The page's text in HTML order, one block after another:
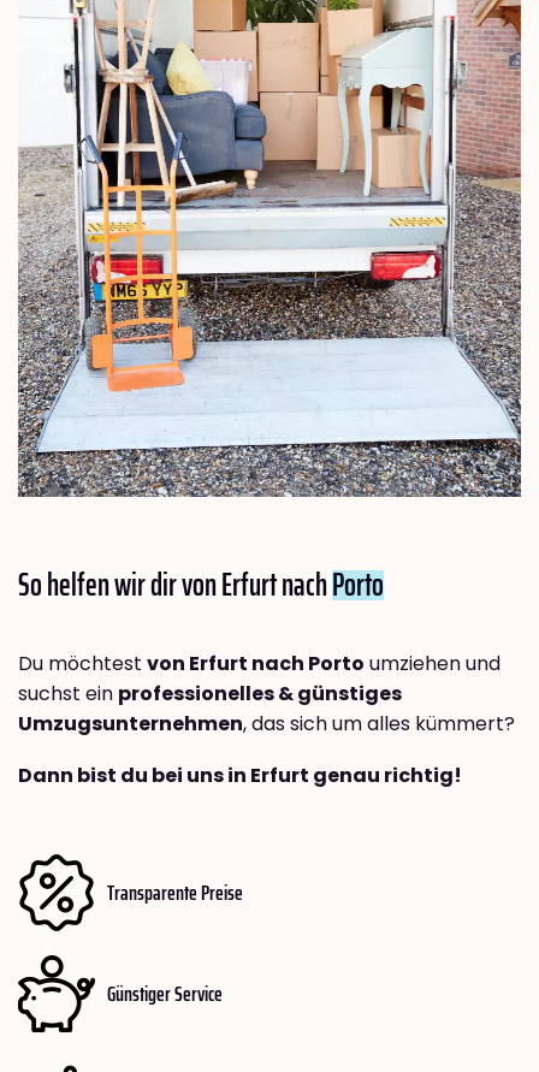
So helfen wir dir von Erfurt nachPorto
Du möchtest von Erfurt nach Porto umziehen und
suchst ein professionelles & günstiges
Umzugsunternehmen, das sich um alles kümmert?
Dann bist du bei uns in Erfurt genau richtig!
Transparente Preise
Günstiger Service